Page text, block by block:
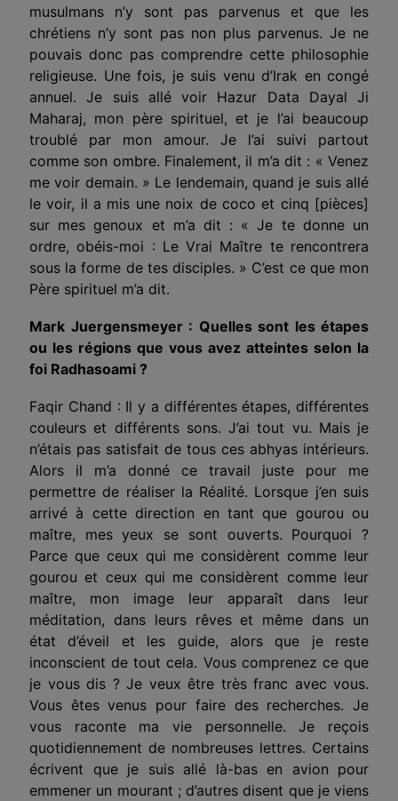
musulmans n’y sont pas parvenus et que les
chrétiens n’y sont pas non plus parvenus. Je ne
pouvais donc pas comprendre cette philosophie
religieuse. Une fois, je suis venu d’Irak en congé
annuel. Je suis allé voir Hazur Data Dayal Ji
Maharaj, mon père spirituel, et je l’ai beaucoup
troublé par mon amour. Je l’ai suivi partout
comme son ombre. Finalement, il m’a dit : « Venez
me voir demain. » Le lendemain, quand je suis allé
le voir, il a mis une noix de coco et cinq [pièces]
sur mes genoux et m’a dit : « Je te donne un
ordre, obéis-moi : Le Vrai Maître te rencontrera
sous la forme de tes disciples. » C’est ce que mon
Père spirituel m’a dit.
Mark Juergensmeyer : Quelles sont les étapes
ou les régions que vous avez atteintes selon la
foi Radhasoami ?
Faqir Chand : Il y a différentes étapes, différentes
couleurs et différents sons. J’ai tout vu. Mais je
n’étais pas satisfait de tous ces abhyas intérieurs.
Alors il m’a donné ce travail juste pour me
permettre de réaliser la Réalité. Lorsque j’en suis
arrivé à cette direction en tant que gourou ou
maître, mes yeux se sont ouverts. Pourquoi ?
Parce que ceux qui me considèrent comme leur
gourou et ceux qui me considèrent comme leur
maître, mon image leur apparaît dans leur
méditation, dans leurs rêves et même dans un
état d’éveil et les guide, alors que je reste
inconscient de tout cela. Vous comprenez ce que
je vous dis ? Je veux être très franc avec vous.
Vous êtes venus pour faire des recherches. Je
vous raconte ma vie personnelle. Je reçois
quotidiennement de nombreuses lettres. Certains
écrivent que je suis allé là-bas en avion pour
emmener un mourant ; d’autres disent que je viens